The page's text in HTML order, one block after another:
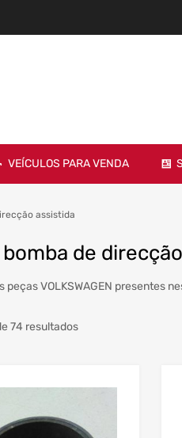
VEÍCULOS PARA VENDA
assistida
bomba de
peças VOLKSWAGEN presentes
74 resultados